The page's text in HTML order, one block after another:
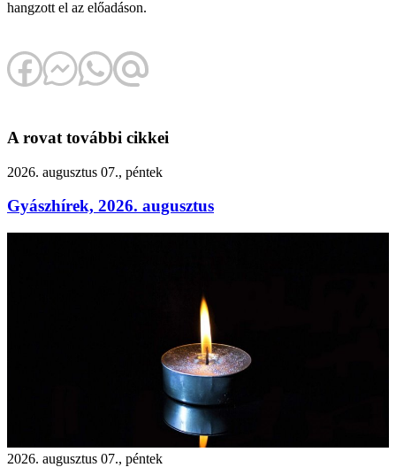
hangzott el az előadáson.
A rovat további cikkei
2026. augusztus 07., péntek
Gyászhírek, 2026. augusztus
2026. augusztus 07., péntek